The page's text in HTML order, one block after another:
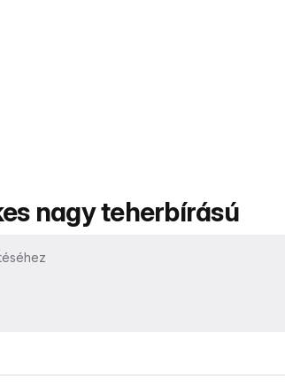
nagy teherbírású